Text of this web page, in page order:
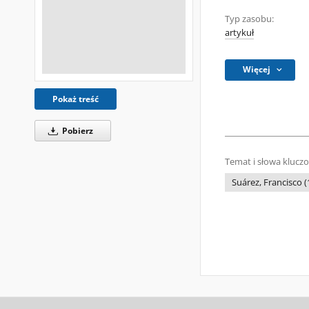
Pokaż treść
Pobierz
Typ zasobu:
artykuł
Więcej
Temat i słowa
Suárez, Francisco